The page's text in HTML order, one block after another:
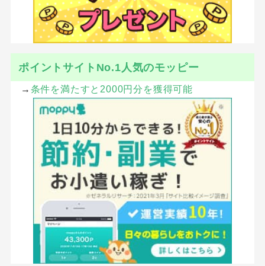
ポイントサイトNo.1人気のモッピー
→ 条件を満たすと2000円分を獲得可能